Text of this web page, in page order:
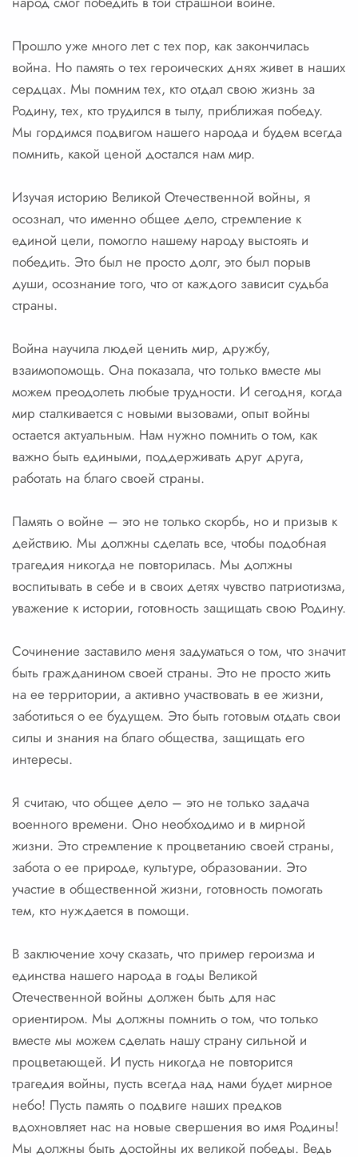
Прошло уже много лет с тех пор, как закончилась
война. Но память о тех героических днях живет в наших
сердцах. Мы помним тех, кто отдал свою жизнь за
Родину, тех, кто трудился в тылу, приближая победу.
Мы гордимся подвигом нашего народа и будем всегда
помнить, какой ценой достался нам мир.
Изучая историю Великой Отечественной войны, я
осознал, что именно общее дело, стремление к
единой цели, помогло нашему народу выстоять и
победить. Это был не просто долг, это был порыв
души, осознание того, что от каждого зависит судьба
страны.
Война научила людей ценить мир, дружбу,
взаимопомощь. Она показала, что только вместе мы
можем преодолеть любые трудности. И сегодня, когда
мир сталкивается с новыми вызовами, опыт войны
остается актуальным. Нам нужно помнить о том, как
важно быть едиными, поддерживать друг друга,
работать на благо своей страны.
Память о войне – это не только скорбь, но и призыв к
действию. Мы должны сделать все, чтобы подобная
трагедия никогда не повторилась. Мы должны
воспитывать в себе и в своих детях чувство патриотизма,
уважение к истории, готовность защищать свою Родину.
Сочинение заставило меня задуматься о том, что значит
быть гражданином своей страны. Это не просто жить
на ее территории, а активно участвовать в ее жизни,
заботиться о ее будущем. Это быть готовым отдать свои
силы и знания на благо общества, защищать его
интересы.
Я считаю, что общее дело – это не только задача
военного времени. Оно необходимо и в мирной
жизни. Это стремление к процветанию своей страны,
забота о ее природе, культуре, образовании. Это
участие в общественной жизни, готовность помогать
тем, кто нуждается в помощи.
В заключение хочу сказать, что пример героизма и
единства нашего народа в годы Великой
Отечественной войны должен быть для нас
ориентиром. Мы должны помнить о том, что только
вместе мы можем сделать нашу страну сильной и
процветающей. И пусть никогда не повторится
трагедия войны, пусть всегда над нами будет мирное
небо! Пусть память о подвиге наших предков
вдохновляет нас на новые свершения во имя Родины!
Мы должны быть достойны их великой победы. Ведь